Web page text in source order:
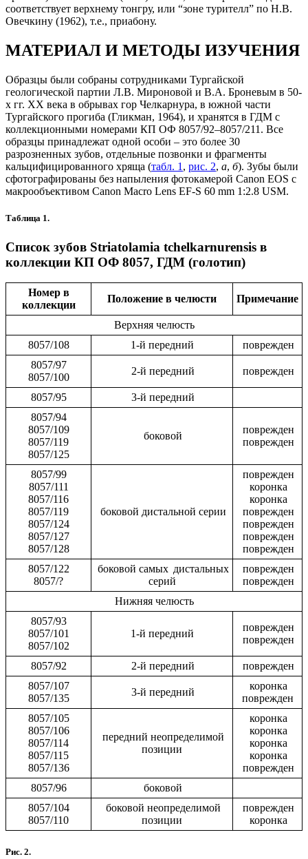
соответствует верхнему тонгру, или “зоне турителл” по Н.B.
Овечкину (1962), т.е., приабону.
МАТЕРИАЛ И МЕТОДЫ ИЗУЧЕНИЯ
Образцы были собраны сотрудниками Тургайской
геологической партии Л.В. Мироновой и В.А. Броневым в 50-
х гг. XX века в обрывах гор Челкарнура, в южной части
Тургайского прогиба (Гликман, 1964), и хранятся в ГДМ с
коллекционными номерами КП ОФ 8057/92–8057/211. Все
образцы принадлежат одной особи – это более 30
разрозненных зубов, отдельные позвонки и фрагменты
кальцифицированного хряща (табл. 1 , рис. 2, а, б). Зубы были
сфотографированы без напыления фотокамерой Canon EOS с
макрообъективом Canon Macro Lens EF-S 60 mm 1:2.8 USM.
Таблица 1.
Список зубов Striatolamia tchelkarnurensis в
коллекции КП ОФ 8057, ГДМ (голотип)
Номер в
коллекции
Положение в челюсти Примечание
Верхняя челюсть
8057/108
1-й передний
поврежден
8057/97
8057/100
2-й передний поврежден
8057/95
3-й передний
8057/94
8057/109
8057/119
8057/125
боковой
поврежден
поврежден
8057/99
8057/111
8057/116
8057/119
8057/124
8057/127
8057/128
боковой дистальной серии
поврежден
коронка
коронка
поврежден
поврежден
поврежден
поврежден
8057/122
8057/?
боковой самых дистальных
серий
поврежден
поврежден
Нижняя челюсть
8057/93
8057/101
8057/102
1-й передний
поврежден
поврежден
8057/92 2-й передний
поврежден
8057/107
8057/135
3-й передний
коронка
поврежден
8057/105
8057/106
8057/114
8057/115
8057/136
передний неопределимой
позиции
коронка
коронка
коронка
коронка
поврежден
8057/96
боковой
8057/104
8057/110
боковой неопределимой
позиции
поврежден
коронка
Рис. 2.